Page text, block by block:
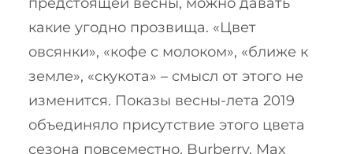
какие угодно прозвища. «Цвет
овсянки», «кофе с молоком», «ближе к
земле», «скукота» – смысл от этого не
изменится. Показы весны-лета 2019
объединяло присутствие этого цвета
сезона повсеместно. Burberry, Max